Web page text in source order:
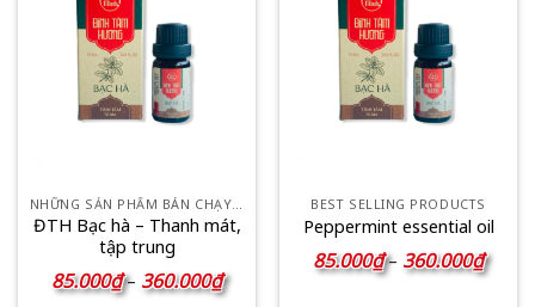
ĐTH Bạc hà – Thanh mát,
tập trung
85.000₫ – 360.000₫Khoảng
giá:
BEST SELLING PRODUCTS
Peppermint essential oil
85.000₫ – 360.000₫
giá: